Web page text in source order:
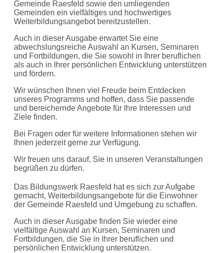
Gemeinde Raesfeld sowie den umliegenden
Gemeinden ein vielfältiges und hochwertiges
Weiterbildungsangebot bereitzustellen.
Auch in dieser Ausgabe erwartet Sie eine
abwechslungsreiche Auswahl an Kursen, Seminaren
und Fortbildungen, die Sie sowohl in Ihrer beruflichen
als auch in Ihrer persönlichen Entwicklung unterstützen
und fördern.
Wir wünschen Ihnen viel Freude beim Entdecken
unseres Programms und hoffen, dass Sie passende
und bereichernde Angebote für Ihre Interessen und
Ziele finden.
Bei Fragen oder für weitere Informationen stehen wir
Ihnen jederzeit gerne zur Verfügung.
Wir freuen uns darauf, Sie in unseren Veranstaltungen
begrüßen zu dürfen.
Das Bildungswerk Raesfeld hat es sich zur Aufgabe
gemacht, Weiterbildungsangebote für die Einwohner
der Gemeinde Raesfeld und Umgebung zu schaffen.
Auch in dieser Ausgabe finden Sie wieder eine
vielfältige Auswahl an Kursen, Seminaren und
Fortbildungen, die Sie in Ihrer beruflichen und
persönlichen Entwicklung unterstützen.